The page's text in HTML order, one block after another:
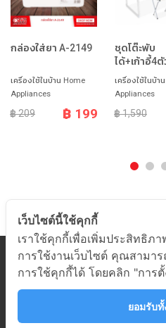
กล่องใส่ยา A-2149
เครื่องใช้ในบ้าน Home
Appliances
฿ 209 ฿ 199
ชุดโต๊ะพับ
ได้+เก้าอี้4ตั
เครื่องใช้ในบ้า
Appliances
฿ 1,590
หมวดสินค้า
เกี่ยวกับอมร
ช่วยเหลือ
เว็บไซต์นี้ใช้คุกกี้
เราใช้คุกกี้เพื่อเพิ่มประสิทธิภ
การใช้งานเว็บไซต์ คุณสามา
การใช้คุกกี้ได้ โดยคลิก "การ
ยอมรับ